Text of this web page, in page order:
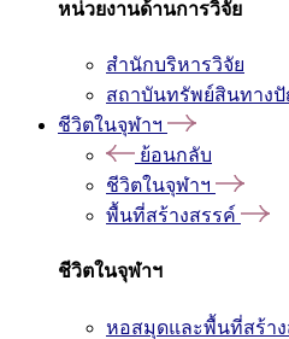
หน่วยงานด้านการวิจัย
สำนักบริหารวิจัย
สถาบันทรัพย์สินทาง
ชีวิตในจุฬาฯ
ย้อนกลับ
ชีวิตในจุฬาฯ
พื้นที่สร้างสรรค์
ชีวิตในจุฬาฯ
หอสมุดและพื้นที่สร้าง